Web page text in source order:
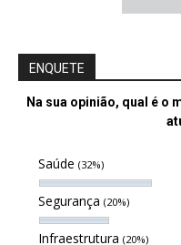
ENQUETE
Na sua opinião, qual é o
Saúde (32%)
Segurança (20%)
Infraestrutura (20%)